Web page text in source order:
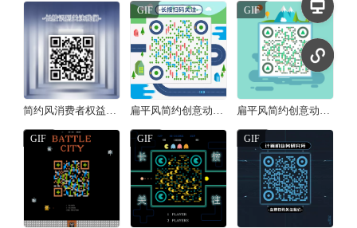
GIF GIF
GIF GIF GIF